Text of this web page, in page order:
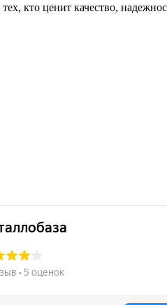
кто ценит качество,